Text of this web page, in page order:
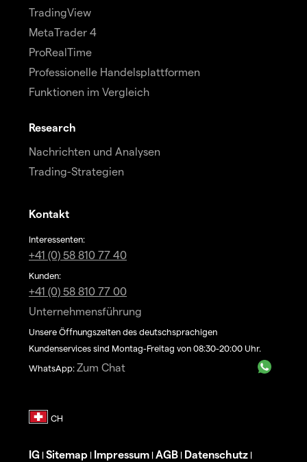
TradingView
MetaTrader 4
ProRealTime
Professionelle Handelsplattformen
Funktionen im Vergleich
Research
Nachrichten und Analysen
Trading-Strategien
Kontakt
Interessenten:
+41 (0) 58 810 77 40
Kunden:
+41 (0) 58 810 77 00
Unternehmensführung
Unsere Öffnungszeiten des deutschsprachigen
Kundenservices sind Montag-Freitag von 08:30-20:00 Uhr.
WhatsApp: Zum Chat
IG | Sitemap | Impressum | AGB | Datenschutz |